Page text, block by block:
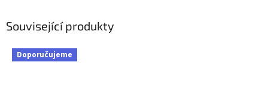
Související produkty
Doporučujeme